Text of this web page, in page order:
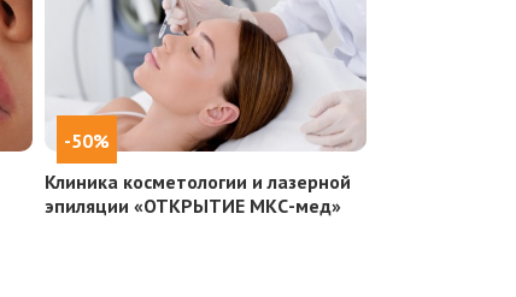
-50%
Клиника косметологии и лазерной
эпиляции «ОТКРЫТИЕ МКС-мед»